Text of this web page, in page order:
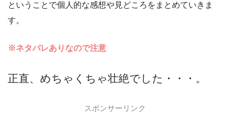
ということで個人的な感想や見どころをまとめていきま
す。
※ネタバレありなので注意
正直、めちゃくちゃ壮絶でした・・・。
スポンサーリンク